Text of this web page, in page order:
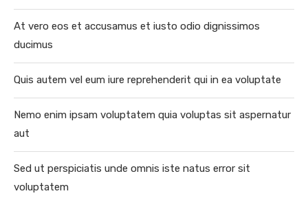
At vero eos et accusamus et iusto odio dignissimos
ducimus
Quis autem vel eum iure reprehenderit qui in ea voluptate
Nemo enim ipsam voluptatem quia voluptas sit aspernatur
aut
Sed ut perspiciatis unde omnis iste natus error sit
voluptatem